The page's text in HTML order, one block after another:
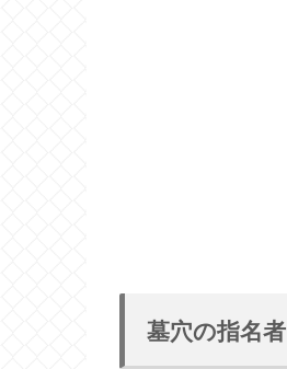
墓穴の指名者